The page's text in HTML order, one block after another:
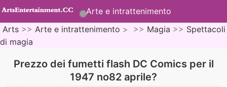
Arte e intrattenimento
Arts >> Arte e intrattenimento > >> Magia >> Spettacoli
di magia
Prezzo dei fumetti flash DC Comics per il
1947 no82 aprile?